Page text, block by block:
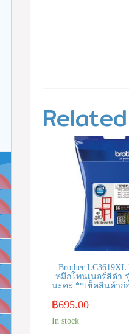
Brother
หมึกโทนเนอร์สีดำ
นะคะ **เช็คสินค้าก่
฿695.00
In stock